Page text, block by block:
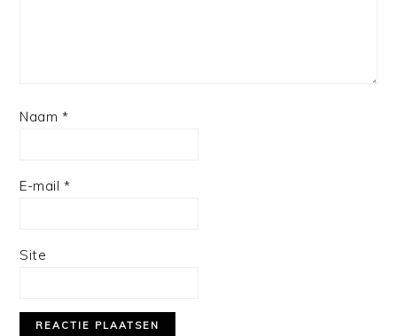
Naam *
E-mail *
Site